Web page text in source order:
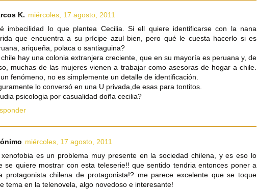
K. miércoles, 17 agosto, 2011
imbecilidad lo que plantea Cecilia. Si ell quiere identificarse con la nana
que encuentra a su prícipe azul bien, pero qué le cuesta hacerlo si es
ariqueña, polaca o santiaguina?
chile hay una colonia extranjera creciente, que en su mayoría es peruana y, de
muchas de las mujeres vienen a trabajar como asesoras de hogar a chile.
fenómeno, no es simplemente un detalle de identificación.
lo conversó en una U privada,de esas para tontitos.
psicologia por casualidad doña cecilia?
miércoles, 17 agosto, 2011
xenofobia es un problema muy presente en la sociedad chilena, y es eso lo
se quiere mostrar con esta teleserie!! que sentido tendria entonces poner a
protagonista chilena de protagonista!? me parece excelente que se toque
tema en la telenovela, algo novedoso e interesante!